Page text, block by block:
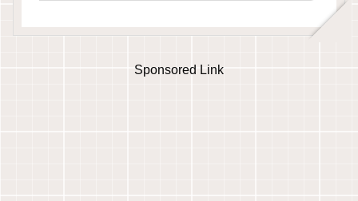
Sponsored Link